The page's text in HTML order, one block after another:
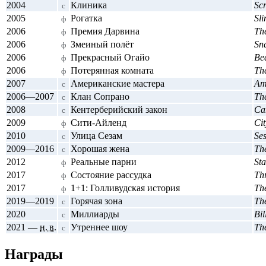
2004 с Клиника
2005
ф Рогатка
2006
ф Премия Дарвина
2006
ф Змеиный полёт
2006
ф Прекрасный Огайо
2006
ф Потерянная комната
2007
с Американские мастера
2006—2007 с Клан Сопрано
2008
с Кентерберийский закон
2009
ф Сити-Айленд
2010
с Улица Сезам
2009—2016 с Хорошая жена
2012
ф Реальные парни
2017
ф Состояние рассудка
2017
ф 1+1: Голливудская история
2019—2019 с Горячая зона
2020
с Миллиарды
2021 — н. в. с Утреннее шоу
Награды